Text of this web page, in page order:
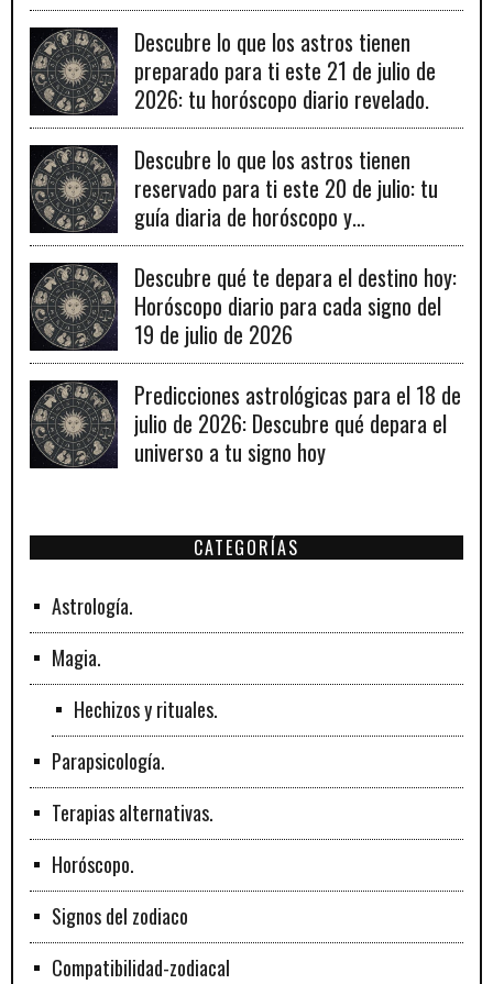
Descubre lo que los astros tienen
preparado para ti este 21 de julio de
2026: tu horóscopo diario revelado.
Descubre lo que los astros tienen
reservado para ti este 20 de julio: tu
guía diaria de horóscopo y
recomendaciones para un día lleno de
fortuna.
Descubre qué te depara el destino hoy:
Horóscopo diario para cada signo del
19 de julio de 2026
Predicciones astrológicas para el 18 de
julio de 2026: Descubre qué depara el
universo a tu signo hoy
CATEGORÍAS
Astrología.
Magia.
Hechizos y rituales.
Parapsicología.
Terapias alternativas.
Horóscopo.
Signos del zodiaco
Compatibilidad-zodiacal